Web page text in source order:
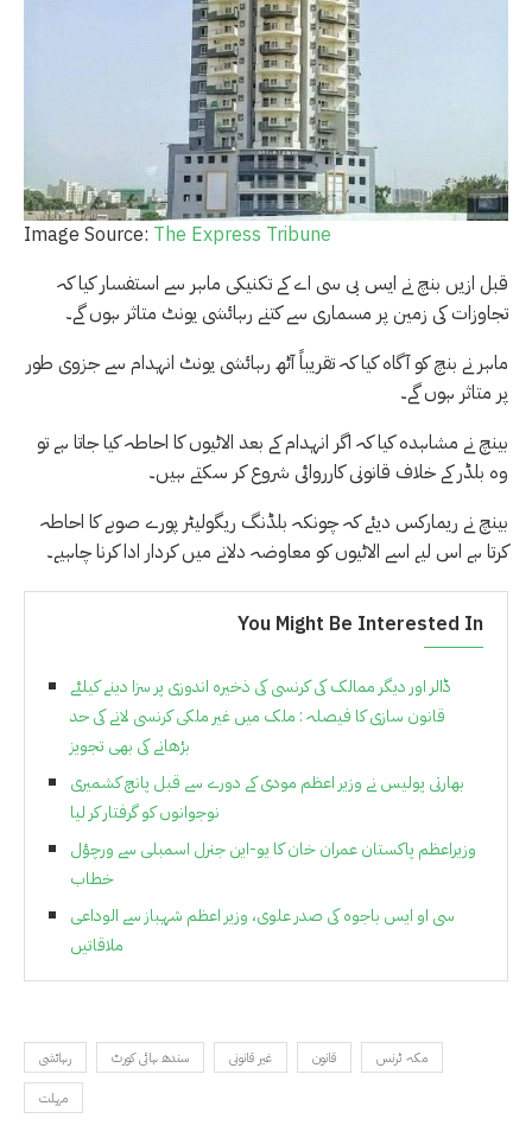
Image Source: The Express Tribune
قبل ازیں بنچ نے ایس بی سی اے کے تکنیکی ماہر سے استفسار کیا کہ
تجاوزات کی زمین پر مسماری سے کتنے رہائشی یونٹ متاثر ہوں گے۔
ماہر نے بنچ کو آگاہ کیا کہ تقریباً آٹھ رہائشی یونٹ انہدام سے جزوی طور
پر متاثر ہوں گے۔
بینچ نے مشاہدہ کیا کہ اگر انہدام کے بعد الاٹیوں کا احاطہ کیا جاتا ہے تو
وہ بلڈر کے خلاف قانونی کارروائی شروع کر سکتے ہیں۔
بینچ نے ریمارکس دیئے کہ چونکہ بلڈنگ ریگولیٹر پورے صوبے کا احاطہ
کرتا ہے اس لیے اسے الاٹیوں کو معاوضہ دلانے میں کردار ادا کرنا چاہیے۔
You Might Be Interested In
ڈالر اور دیگر ممالک کی کرنسی کی ذخیرہ اندوزی پر سزا دینے کیلئے
قانون سازی کا فیصلہ : ملک میں غیر ملکی کرنسی لانے کی حد
بڑھانے کی بھی تجویز
بھارتی پولیس نے وزیر اعظم مودی کے دورے سے قبل پانچ کشمیری
نوجوانوں کو گرفتار کر لیا
وزیراعظم پاکستان عمران خان کا یو-این جنرل اسمبلی سے ورچؤل
خطاب
سی او ایس باجوہ کی صدر علوی، وزیر اعظم شہباز سے الوداعی
ملاقاتیں
رہائشی سندھ ہائی کورٹ غیر قانونی قانون
مکہ ٹرنس
مہلت